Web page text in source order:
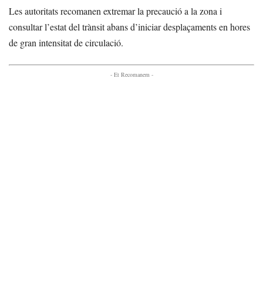
Les autoritats recomanen extremar la precaució a la zona i
consultar l’estat del trànsit abans d’iniciar desplaçaments en hores
de gran intensitat de circulació.
- Et Recomanem -